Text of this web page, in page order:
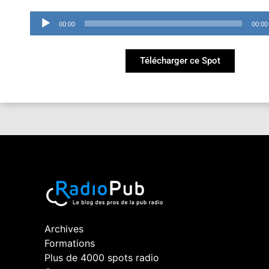
Lecteur00:00 00:00
Télécharger ce Spot
Archives
Formations
Plus de 4000 spots radio